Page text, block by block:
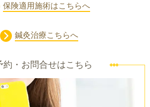
保険適用施術はこちらへ
鍼灸治療こちらへ
約・お問合せはこちら